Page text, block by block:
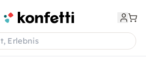
Erlebnis